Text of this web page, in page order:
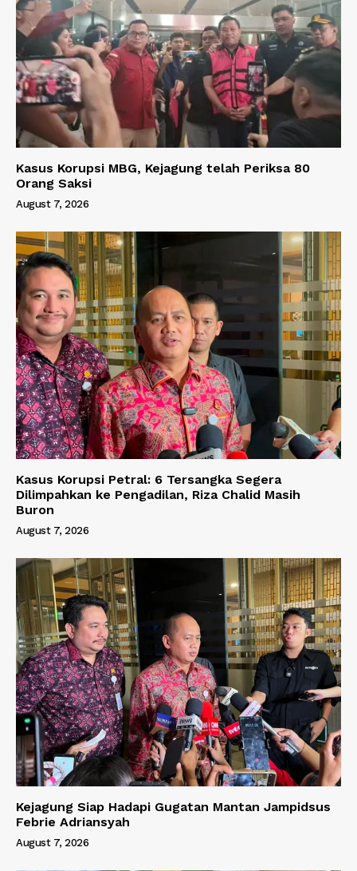
Kasus Korupsi MBG, Kejagung telah Periksa 80
Orang Saksi
August 7, 2026
Kasus Korupsi Petral: 6 Tersangka Segera
Dilimpahkan ke Pengadilan, Riza Chalid Masih
Buron
August 7, 2026
Kejagung Siap Hadapi Gugatan Mantan Jampidsus
Febrie Adriansyah
August 7, 2026